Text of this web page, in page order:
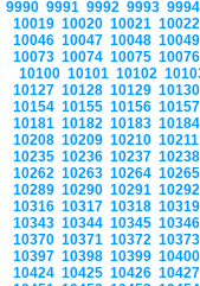
9990 9991 9992 9993 9994
10019 10020 10021 10022
10046 10047 10048 10049
10073 10074 10075 10076
10100 10101 10102
10127 10128 10129 10130
10154 10155 10156 10157
10181 10182 10183 10184
10208 10209 10210 10211
10235 10236 10237 10238
10262 10263 10264 10265
10289 10290 10291 10292
10316 10317 10318 10319
10343 10344 10345 10346
10370 10371 10372 10373
10397 10398 10399 10400
10424 10425 10426 10427